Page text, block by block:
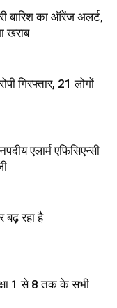
बारिश का ऑरेंज अलर्ट,
खराब
गिरफ्तार, 21 लोगों
एलार्म एफिसिएन्सी
बढ़ रहा है
1 से 8 तक के सभी